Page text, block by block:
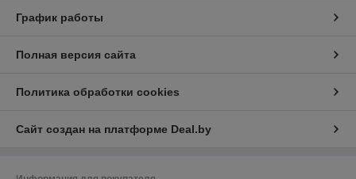
График работы
Полная версия сайта
Политика обработки cookies
Сайт создан на платформе Deal.by